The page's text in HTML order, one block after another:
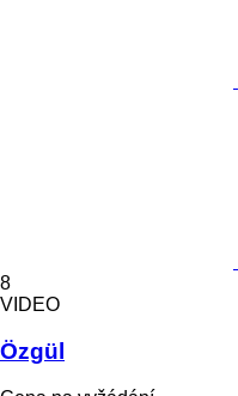
8
VIDEO
Özgül